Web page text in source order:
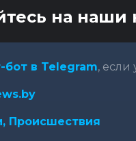
на наши
бот в Telegram, если
Происшествия